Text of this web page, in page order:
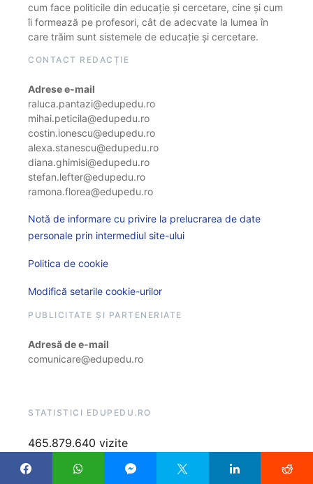
cum face politicile din educație și cercetare, cine și cum
îi formează pe profesori, cât de adecvate la lumea în
care trăim sunt sistemele de educație și cercetare.
CONTACT REDACȚIE
Adrese e-mail
raluca.pantazi@edupedu.ro
mihai.peticila@edupedu.ro
costin.ionescu@edupedu.ro
alexa.stanescu@edupedu.ro
diana.ghimisi@edupedu.ro
stefan.lefter@edupedu.ro
ramona.florea@edupedu.ro
Notă de informare cu privire la prelucrarea de date
personale prin intermediul site-ului
Politica de cookie
Modifică setarile cookie-urilor
PUBLICITATE ȘI PARTENERIATE
Adresă de e-mail
comunicare@edupedu.ro
STATISTICI EDUPEDU.RO
465.879.640 vizite